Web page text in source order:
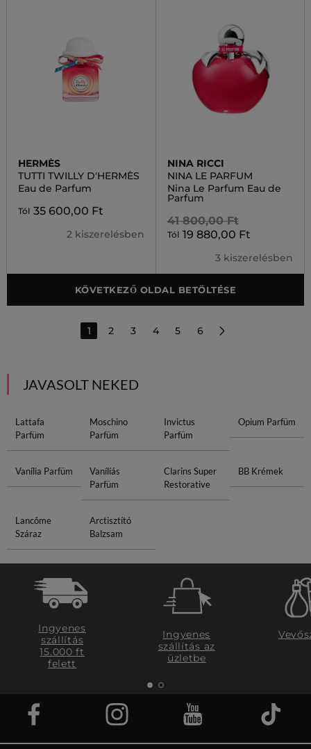
HERMÈS
TUTTI TWILLY D'HERMÈS
Eau de Parfum
Tól 35 600,00 Ft
2 kiszerelésben
NINA RICCI
NINA LE PARFUM
Nina Le Parfum Eau de
Parfum
41 800,00 Ft
Tól 19 880,00 Ft
3 kiszerelésben
KÖVETKEZŐ OLDAL BETÖLTÉSE
1 2 3 4 5 6
JAVASOLT NEKED
Lattafa
Parfüm
Moschino
Parfüm
Invictus
Parfüm
Opium Parfüm
Vanília Parfüm
Vaníliás
Parfüm
Clarins Super
Restorative
BB Krémek
Lancôme
Száraz
Arctisztító
Balzsam
Ingyenes
szállítás
15.000 ft
felett
Ingyenes
szállítás az
üzletbe